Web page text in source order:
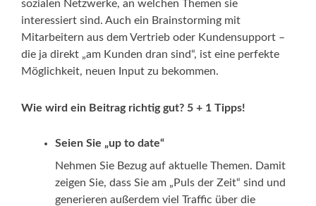
sozialen Netzwerke, an welchen Themen sie
interessiert sind. Auch ein Brainstorming mit
Mitarbeitern aus dem Vertrieb oder Kundensupport –
die ja direkt „am Kunden dran sind“, ist eine perfekte
Möglichkeit, neuen Input zu bekommen.
Wie wird ein Beitrag richtig gut? 5 + 1 Tipps!
Seien Sie „up to date“
Nehmen Sie Bezug auf aktuelle Themen. Damit
zeigen Sie, dass Sie am „Puls der Zeit“ sind und
generieren außerdem viel Traffic über die